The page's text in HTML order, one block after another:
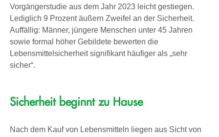
Vorgängerstudie aus dem Jahr 2023 leicht gestiegen.
Lediglich 9 Prozent äußern Zweifel an der Sicherheit.
Auffällig: Männer, jüngere Menschen unter 45 Jahren
sowie formal höher Gebildete bewerten die
Lebensmittelsicherheit signifikant häufiger als „sehr
sicher“.
Sicherheit beginnt zu Hause
Nach dem Kauf von Lebensmitteln liegen aus Sicht von